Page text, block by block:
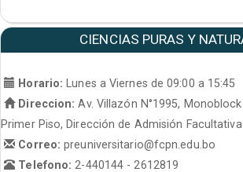
CIENCIAS PURAS Y
Horario:
Lunes a Viernes de 09:00 a 15:45
Direccion: Av. Villazón N°1995,
Primer Piso, Dirección de Admisión Facultativa
Correo:preuniversitario@fcpn.edu.bo
Telefono: 2-440144 - 2612819